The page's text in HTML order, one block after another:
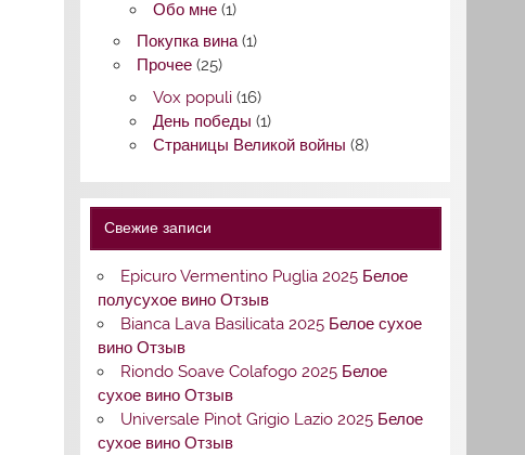
Обо мне (1)
Покупка вина(1)
Прочее (25)
Vox populi (16)
День победы (1)
Страницы Великой войны (8)
Свежие записи
Epicuro Vermentino Puglia 2025 Белое
полусухое вино Отзыв
Bianca Lava Basilicata 2025 Белое сухое
вино Отзыв
Riondo Soave Colafogo 2025 Белое
сухое вино Отзыв
Universale Pinot Grigio Lazio 2025 Белое
сухое вино Отзыв